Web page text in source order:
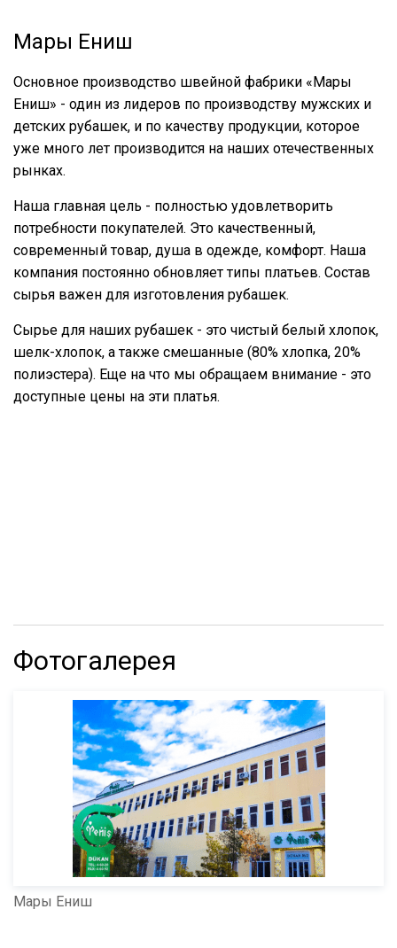
Мары Ениш
Основное производство швейной фабрики «Мары
Ениш» - один из лидеров по производству мужских и
детских рубашек, и по качеству продукции, которое
уже много лет производится на наших отечественных
рынках.
Наша главная цель - полностью удовлетворить
потребности покупателей. Это качественный,
современный товар, душа в одежде, комфорт. Наша
компания постоянно обновляет типы платьев. Состав
сырья важен для изготовления рубашек.
Сырье для наших рубашек - это чистый белый хлопок,
шелк-хлопок, а также смешанные (80% хлопка, 20%
полиэстера). Еще на что мы обращаем внимание - это
доступные цены на эти платья.
Фотогалерея
Мары Ениш